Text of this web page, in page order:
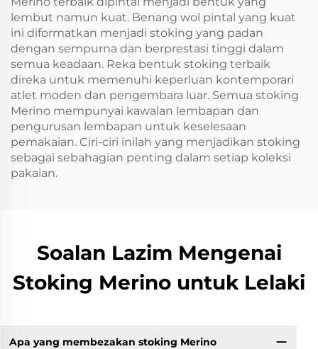
lembut namun kuat. Benang wol pintal yang kuat
ini diformatkan menjadi stoking yang padan
dengan sempurna dan berprestasi tinggi dalam
semua keadaan. Reka bentuk stoking terbaik
direka untuk memenuhi keperluan kontemporari
atlet moden dan pengembara luar. Semua stoking
Merino mempunyai kawalan lembapan dan
pengurusan lembapan untuk keselesaan
pemakaian. Ciri-ciri inilah yang menjadikan stoking
sebagai sebahagian penting dalam setiap koleksi
pakaian.
Soalan Lazim Mengenai
Stoking Merino untuk Lelaki
Apa yang membezakan stoking Merino